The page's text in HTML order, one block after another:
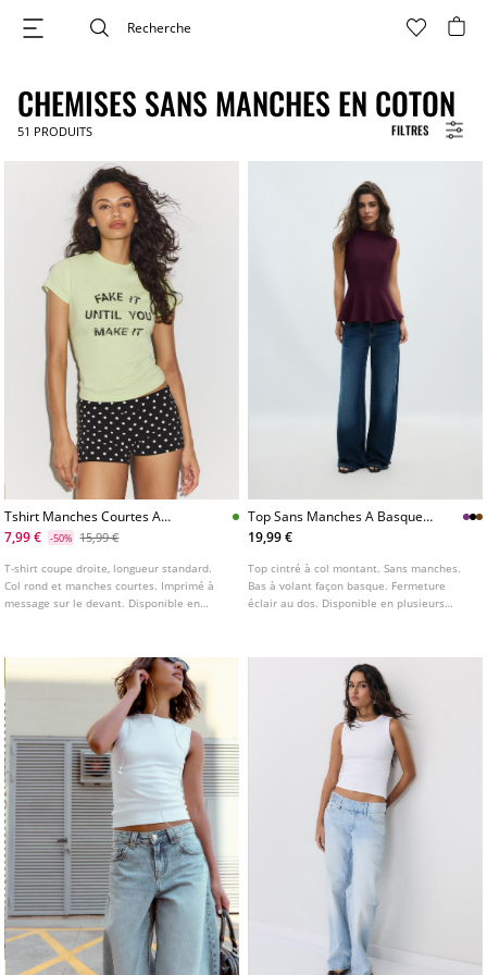
FILTRES
CHEMISES SANS MANCHES EN COTON
51 PRODUITS
Tshirt Manches Courtes A
Message
7,99 € -50% 15,99 €
T-shirt coupe droite, longueur standard.
Col rond et manches courtes. Imprimé à
message sur le devant. Disponible en
Top Sans Manches A Basque
Et Col Montant
19,99 €
Top cintré à col montant. Sans manches.
Bas à volant façon basque. Fermeture
éclair au dos. Disponible en plusieurs